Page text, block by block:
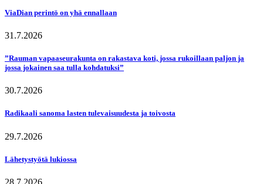
ViaDian perintö on yhä ennallaan
31.7.2026
”Rauman vapaaseurakunta on rakastava koti, jossa rukoillaan paljon ja
jossa jokainen saa tulla kohdatuksi”
30.7.2026
Radikaali sanoma lasten tulevaisuudesta ja toivosta
29.7.2026
Lähetystyötä lukiossa
28.7.2026